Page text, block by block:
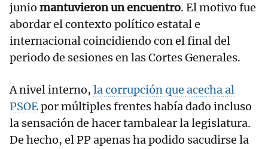
junio mantuvieron un encuentro. El motivo fue
abordar el contexto político estatal e
internacional coincidiendo con el final del
periodo de sesiones en las Cortes Generales.
A nivel interno, la corrupción que acecha al
PSOEpor múltiples frentes había dado incluso
la sensación de hacer tambalear la legislatura.
De hecho, el PP apenas ha podido sacudirse la